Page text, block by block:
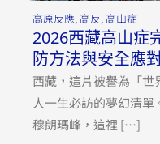
高原反應, 高反, 高山症
2026西藏高山症
防方法與安全應
西藏，這片被譽為「
人一生必訪的夢幻清
穆朗瑪峰，這裡 […]